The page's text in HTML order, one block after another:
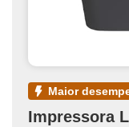
maior
Impressora